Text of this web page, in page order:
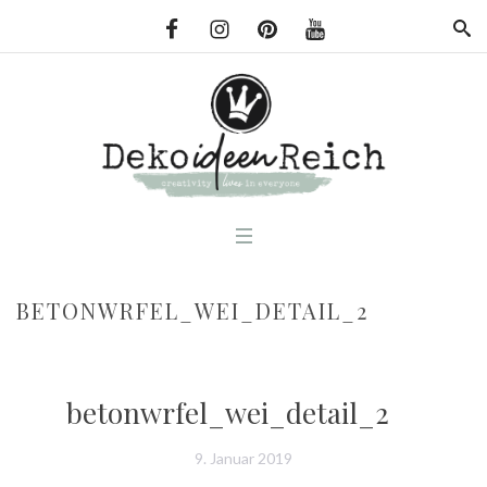
BETONWRFEL_WEI_DETAIL_2
betonwrfel_wei_detail_2
9. Januar 2019